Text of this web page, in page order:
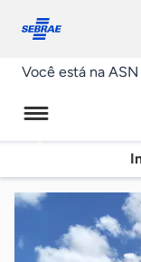
conosco
Você está na ASN